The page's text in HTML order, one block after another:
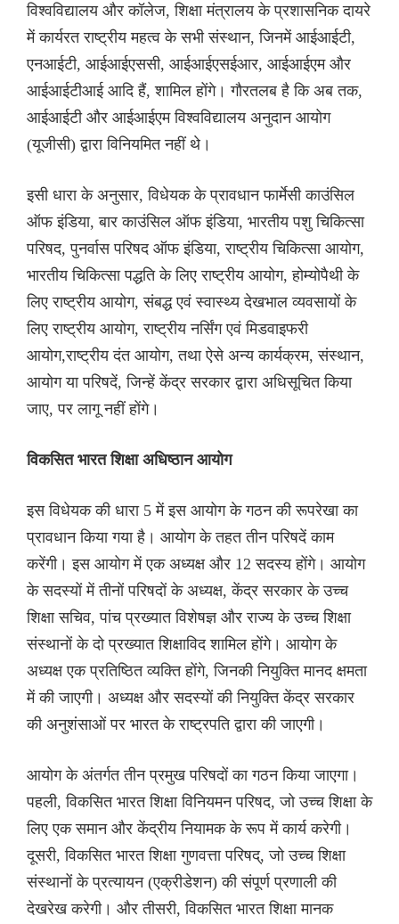
विश्वविद्यालय और कॉलेज, शिक्षा मंत्रालय के प्रशासनिक दायरे
में कार्यरत राष्ट्रीय महत्व के सभी संस्थान, जिनमें आईआईटी,
एनआईटी, आईआईएससी, आईआईएसईआर, आईआईएम और
आईआईटीआई आदि हैं, शामिल होंगे। गौरतलब है कि अब तक,
आईआईटी और आईआईएम विश्वविद्यालय अनुदान आयोग
(यूजीसी) द्वारा विनियमित नहीं थे।
इसी धारा के अनुसार, विधेयक के प्रावधान फार्मेसी काउंसिल
ऑफ इंडिया, बार काउंसिल ऑफ इंडिया, भारतीय पशु चिकित्सा
परिषद, पुनर्वास परिषद ऑफ इंडिया, राष्ट्रीय चिकित्सा आयोग,
भारतीय चिकित्सा पद्धति के लिए राष्ट्रीय आयोग, होम्योपैथी के
लिए राष्ट्रीय आयोग, संबद्ध एवं स्वास्थ्य देखभाल व्यवसायों के
लिए राष्ट्रीय आयोग, राष्ट्रीय नर्सिंग एवं मिडवाइफरी
आयोग,राष्ट्रीय दंत आयोग, तथा ऐसे अन्य कार्यक्रम, संस्थान,
आयोग या परिषदें, जिन्हें केंद्र सरकार द्वारा अधिसूचित किया
जाए, पर लागू नहीं होंगे।
विकसित भारत शिक्षा अधिष्ठान आयोग
इस विधेयक की धारा 5 में इस आयोग के गठन की रूपरेखा का
प्रावधान किया गया है। आयोग के तहत तीन परिषदें काम
करेंगी। इस आयोग में एक अध्यक्ष और 12 सदस्य होंगे। आयोग
के सदस्यों में तीनों परिषदों के अध्यक्ष, केंद्र सरकार के उच्च
शिक्षा सचिव, पांच प्रख्यात विशेषज्ञ और राज्य के उच्च शिक्षा
संस्थानों के दो प्रख्यात शिक्षाविद शामिल होंगे। आयोग के
अध्यक्ष एक प्रतिष्ठित व्यक्ति होंगे, जिनकी नियुक्ति मानद क्षमता
में की जाएगी। अध्यक्ष और सदस्यों की नियुक्ति केंद्र सरकार
की अनुशंसाओं पर भारत के राष्ट्रपति द्वारा की जाएगी।
आयोग के अंतर्गत तीन प्रमुख परिषदों का गठन किया जाएगा।
पहली, विकसित भारत शिक्षा विनियमन परिषद, जो उच्च शिक्षा के
लिए एक समान और केंद्रीय नियामक के रूप में कार्य करेगी।
दूसरी, विकसित भारत शिक्षा गुणवत्ता परिषद्, जो उच्च शिक्षा
संस्थानों के प्रत्यायन (एक्रीडेशन) की संपूर्ण प्रणाली की
देखरेख करेगी। और तीसरी, विकसित भारत शिक्षा मानक